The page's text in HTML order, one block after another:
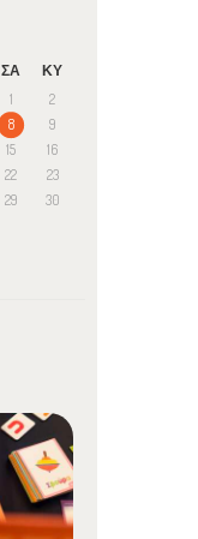
ΣΑ
ΚΥ
1
2
8
9
15
16
22
23
29
30